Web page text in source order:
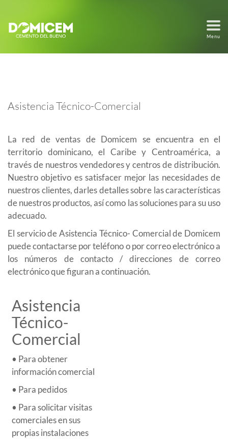
Menu
Asistencia Técnico-Comercial
La red de ventas de Domicem se encuentra en el
territorio dominicano, el Caribe y Centroamérica, a
través de nuestros vendedores y centros de distribución.
Nuestro objetivo es satisfacer mejor las necesidades de
nuestros clientes, darles detalles sobre las características
de nuestros productos, así como las soluciones para su uso
adecuado.
El servicio de Asistencia Técnico- Comercial de Domicem
puede contactarse por teléfono o por correo electrónico a
los números de contacto / direcciones de correo
electrónico que figuran a continuación.
Asistencia
Técnico-
Comercial
• Para obtener
información comercial
• Para pedidos
• Para solicitar visitas
comerciales en sus
propias instalaciones